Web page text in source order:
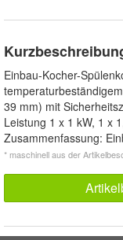
Einbau-Kocher-
39 mm) mit
Leistung 1 x 1 kW, 1 x
Zusammenfassung:
* maschinell aus der